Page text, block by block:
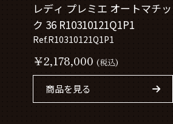
レディ プレミエ オートマチッ
ク 36 R10310121Q1P1
Ref.R10310121Q1P1
￥2,178,000 (税込)
商品を見る